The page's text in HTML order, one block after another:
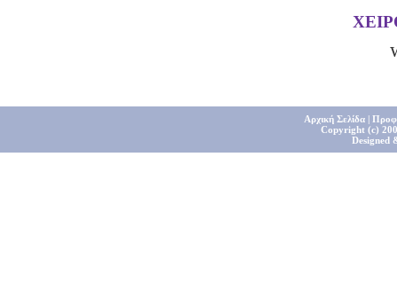
Αρχική Σελίδα|
Copyright (c)
Designed